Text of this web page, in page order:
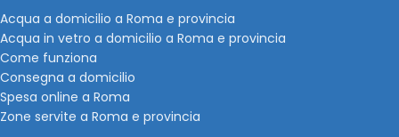
Acqua a domicilio a Roma e provincia
Acqua in vetro a domicilio a Roma e provincia
Come funziona
Consegna a domicilio
Spesa online a Roma
Zone servite a Roma e provincia